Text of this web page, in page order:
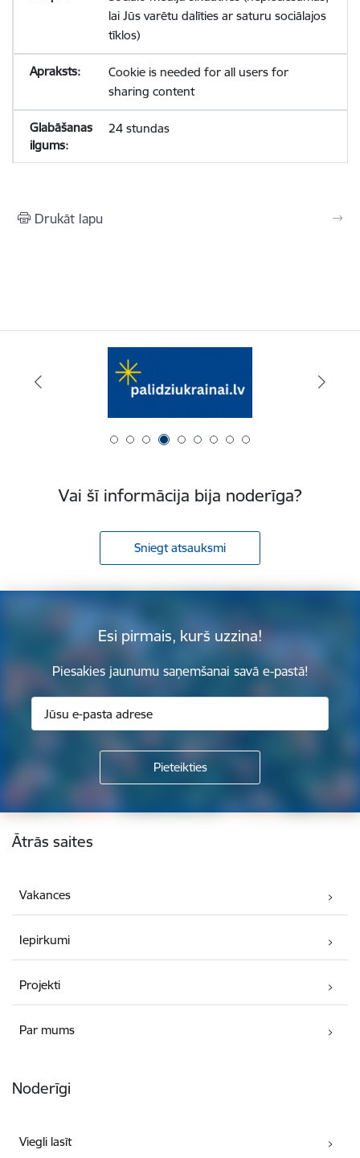
lai Jūs varētu dalīties ar saturu sociālajos
tīklos)
Cookie is needed for all users for
sharing content
24 stundas
Drukāt lapu
Vai šī informācija bija noderīga?
Sniegt atsauksmi
Esi pirmais, kurš uzzina!
Piesakies jaunumu saņemšanai savā e-pastā!
Kājene
Ātrās saites
Vakances
Iepirkumi
Projekti
Par mums
Noderīgi
Viegli lasīt